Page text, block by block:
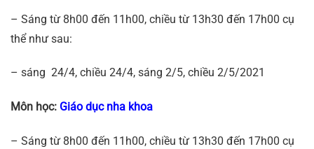
– Sáng từ 8h00 đến 11h00, chiều từ 13h30 đến 17h00 cụ
thể như sau:
– sáng 24/4, chiều 24/4, sáng 2/5, chiều 2/5/2021
Môn học: Giáo dục nha khoa
– Sáng từ 8h00 đến 11h00, chiều từ 13h30 đến 17h00 cụ